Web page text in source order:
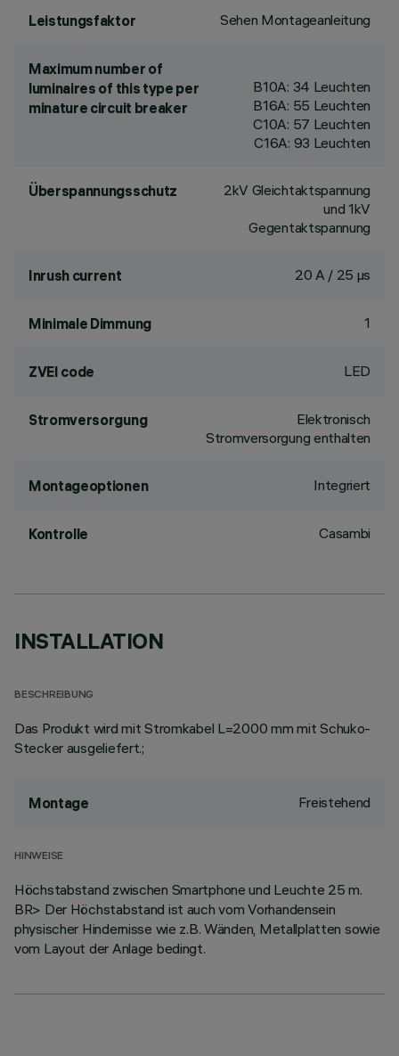
Leistungsfaktor Sehen Montageanleitung
Maximum number of
luminaires of this type per
minature circuit breaker
B10A: 34 Leuchten
B16A: 55 Leuchten
C10A: 57 Leuchten
C16A: 93 Leuchten
Überspannungsschutz
2kV Gleichtaktspannung
und 1kV
Gegentaktspannung
Inrush current 20 A / 25 µs
Minimale Dimmung 1
ZVEI code LED
Stromversorgung
Elektronisch
Stromversorgung enthalten
Montageoptionen Integriert
Kontrolle Casambi
INSTALLATION
BESCHREIBUNG
Das Produkt wird mit Stromkabel L=2000 mm mit Schuko-
Stecker ausgeliefert.;
Montage Freistehend
HINWEISE
Höchstabstand zwischen Smartphone und Leuchte 25 m.
BR> Der Höchstabstand ist auch vom Vorhandensein
physischer Hindernisse wie z.B. Wänden, Metallplatten sowie
vom Layout der Anlage bedingt.